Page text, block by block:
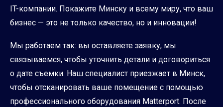
IT-компании. Покажите Минску и всему миру, что ваш
бизнес — это не только качество, но и инновации!
Мы работаем так: вы оставляете заявку, мы
связываемся, чтобы уточнить детали и договориться
о дате съемки. Наш специалист приезжает в Минск,
чтобы отсканировать ваше помещение с помощью
профессионального оборудования Matterport. После